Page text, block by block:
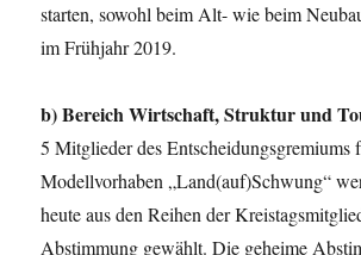
starten, sowohl beim Alt- wie beim
im Frühjahr 2019.
b) Bereich Wirtschaft, Struktur und
5 Mitglieder des Entscheidungsgremiums
Modellvorhaben „Land(auf)Schwung“
heute aus den Reihen der
Abstimmung gewählt. Die geheime